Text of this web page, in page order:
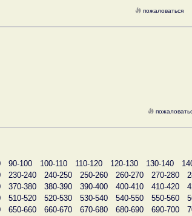
пожаловаться
90-100 100-110 110-120 120-130 130-140
230-240 240-250 250-260 260-270 270-280
370-380 380-390 390-400 400-410 410-420
510-520 520-530 530-540 540-550 550-560
650-660 660-670 670-680 680-690 690-700